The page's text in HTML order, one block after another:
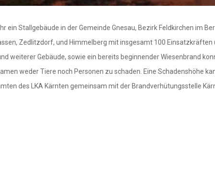
ein Stallgebäude in der Gemeinde Gnesau, Bezirk Feldkirchen im
Zedlitzdorf, und Himmelberg mit insgesamt 100 Einsatzkräften
weiterer Gebäude, sowie ein bereits beginnender Wiesenbrand
weder Tiere noch Personen zu schaden. Eine Schadenshöhe
des LKA Kärnten gemeinsam mit der Brandverhütungsstelle